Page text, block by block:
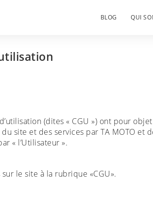
BLOG QUI
(dites « CGU ») ont pour
site et des services par TA MOTO et
« l’Utilisateur ».
le site à la rubrique «CGU».